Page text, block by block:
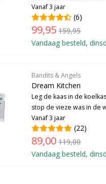
Vanaf 3 jaar
(6)
99,95 159,95
Vandaag besteld,
Bandits & Angels
Dream Kitchen
Leg de kaas in de
stop de vieze was in de
Vanaf 3 jaar
(22)
89,00 119,00
Vandaag besteld,